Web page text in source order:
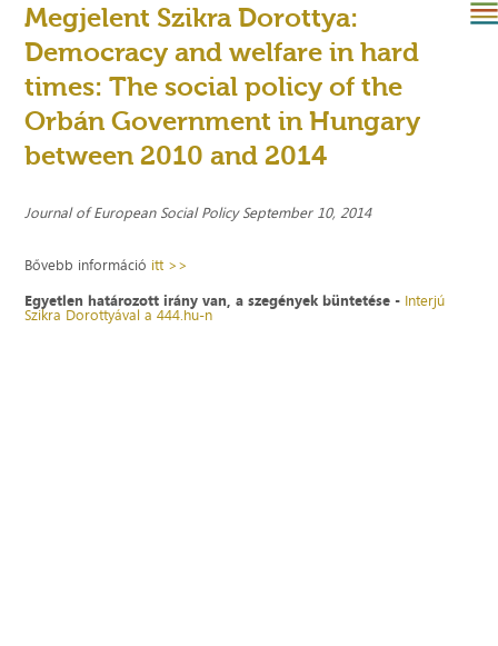
Megjelent Szikra Dorottya:
Democracy and welfare in hard
times: The social policy of the
Orbán Government in Hungary
between 2010 and 2014
Journal of European Social Policy September 10, 2014
Bővebb információ itt >>
Egyetlen határozott irány van, a szegények büntetése - Interjú
Szikra Dorottyával a 444.hu-n